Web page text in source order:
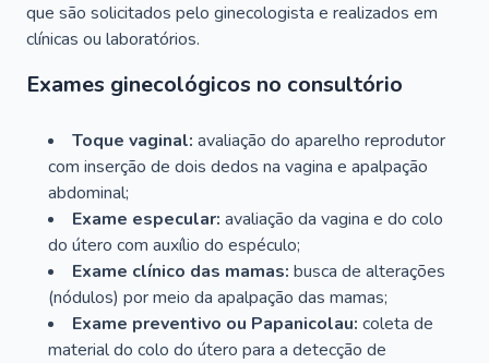
que são solicitados pelo ginecologista e realizados em
clínicas ou laboratórios.
Exames ginecológicos no consultório
Toque vaginal: avaliação do aparelho reprodutor
com inserção de dois dedos na vagina e apalpação
abdominal;
Exame especular: avaliação da vagina e do colo
do útero com auxílio do espéculo;
Exame clínico das mamas: busca de alterações
(nódulos) por meio da apalpação das mamas;
Exame preventivo ou Papanicolau: coleta de
material do colo do útero para a detecção de